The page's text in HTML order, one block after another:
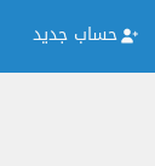
حساب جديد